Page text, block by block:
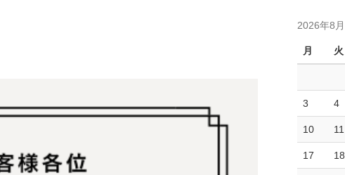
2026年8月
月 火
3 4
10 11
17 18